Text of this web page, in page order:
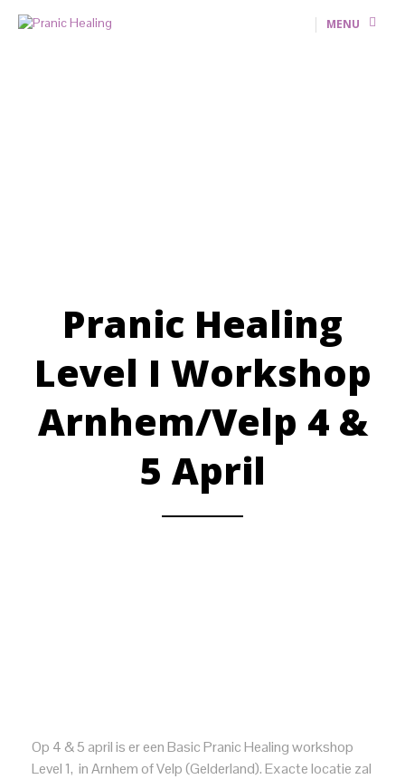
MENU
Pranic Healing
Level I Workshop
Arnhem/Velp 4 &
5 April
Op 4 & 5 april is er een Basic Pranic Healing workshop
Level 1, in Arnhem of Velp (Gelderland). Exacte locatie zal